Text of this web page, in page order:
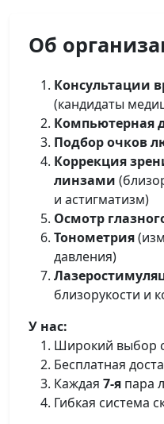
Об
Консультации
(кандидаты
Компьютерная
Подбор очков
Коррекция
линзами
и астигматизм)
Осмотр
Тонометрия
давления)
близорукости и
У нас:
Широкий выбор
Бесплатная
Каждая 7-я пара
Гибкая система